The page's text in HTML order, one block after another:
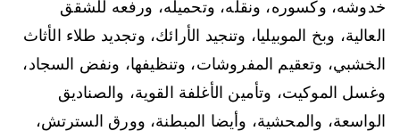
خدوشه، وكسوره، ونقله، وتحميله، ورفعه للشقق
العالية، وبخ الموبيليا، وتنجيد الأرائك، وتجديد طلاء الأثاث
الخشبي، وتعقيم المفروشات، وتنظيفها، ونفض السجاد،
وغسل الموكيت، وتأمين الأغلفة القوية، والصناديق
الواسعة، والمحشية، وأيضا المبطنة، وورق السترتش،